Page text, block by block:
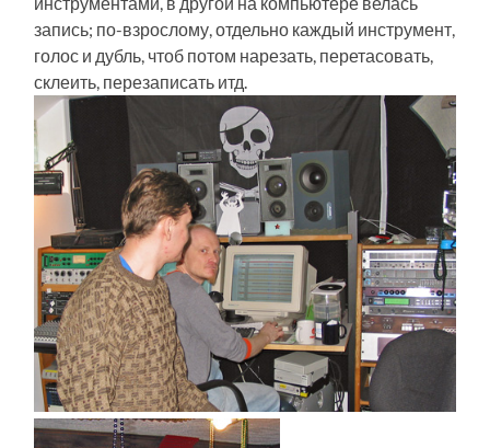
запись; по-взрослому, отдельно каждый инструмент,
голос и дубль, чтоб потом нарезать, перетасовать,
склеить, перезаписать итд.